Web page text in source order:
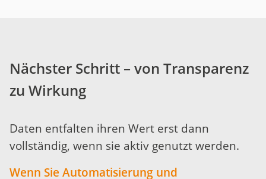
Nächster Schritt – von Transparenz
zu Wirkung
Daten entfalten ihren Wert erst dann
vollständig, wenn sie aktiv genutzt werden.
Wenn Sie Automatisierung und